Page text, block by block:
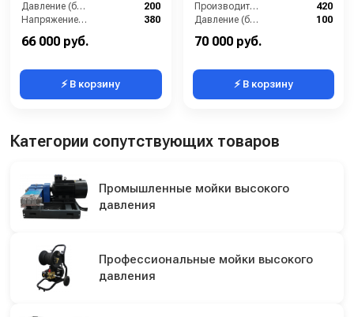
Давление (бар):
200
Напряжение (В):
380
Мощность (кВт):
66 000 руб.
⚡ В корзину
Производительность (л/ч):
420
Давление (бар):
100
Напряжение (В):
70 000 руб.
⚡ В корзину
Категории сопутствующих товаров
Промышленные мойки высокого
давления
Профессиональные мойки высокого
давления